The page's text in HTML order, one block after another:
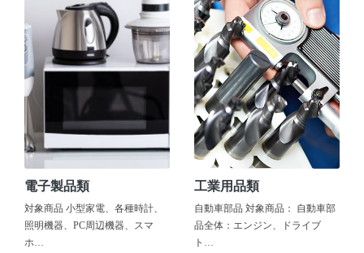
電子製品類
対象商品 小型家電、各種時計、
照明機器、PC周辺機器、スマ
ホ…
工業用品類
自動車部品 対象商品： 自動車部
品全体：エンジン、ドライブ
ト…